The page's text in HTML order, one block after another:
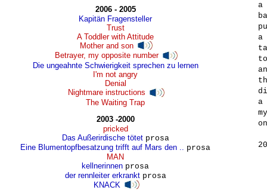
2006 - 2005
Kapitän Fragensteller
Trust
A Toddler with Attitude
Mother and son
Betrayer, my opposite number
Die ungeahnte Schwierigkeit sprechen zu lernen
I'm not angry
Denial
Nightmare instructions
The Waiting Trap
2003 -2000
pricked
Das Außerirdische tötet prosa
Eine Blumentopfbesatzung trifft auf Mars den ..
prosa
MAN
kellnerinnen prosa
der rennleiter erkrankt prosa
KNACK
a
a
a